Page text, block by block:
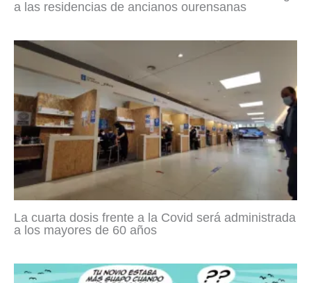
a las residencias de ancianos ourensanas
La cuarta dosis frente a la Covid será administrada
a los mayores de 60 años